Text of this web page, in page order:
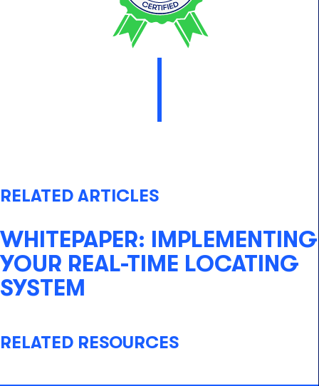
RELATED ARTICLES
WHITEPAPER: IMPLEMENTING
YOUR REAL-TIME LOCATING
SYSTEM
RELATED RESOURCES